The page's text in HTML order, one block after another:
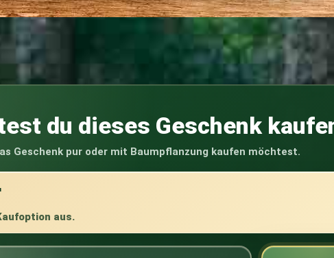
du dieses Geschenk
Geschenk pur oder mit Baumpflanzung kaufen möchtest.
aus.